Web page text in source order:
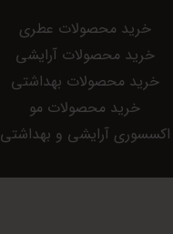
خرید محصولات عطری
خرید محصولات آرایشی
خرید محصولات بهداشتی
خرید محصولات مو
اکسسوری آرایشی و بهداشتی